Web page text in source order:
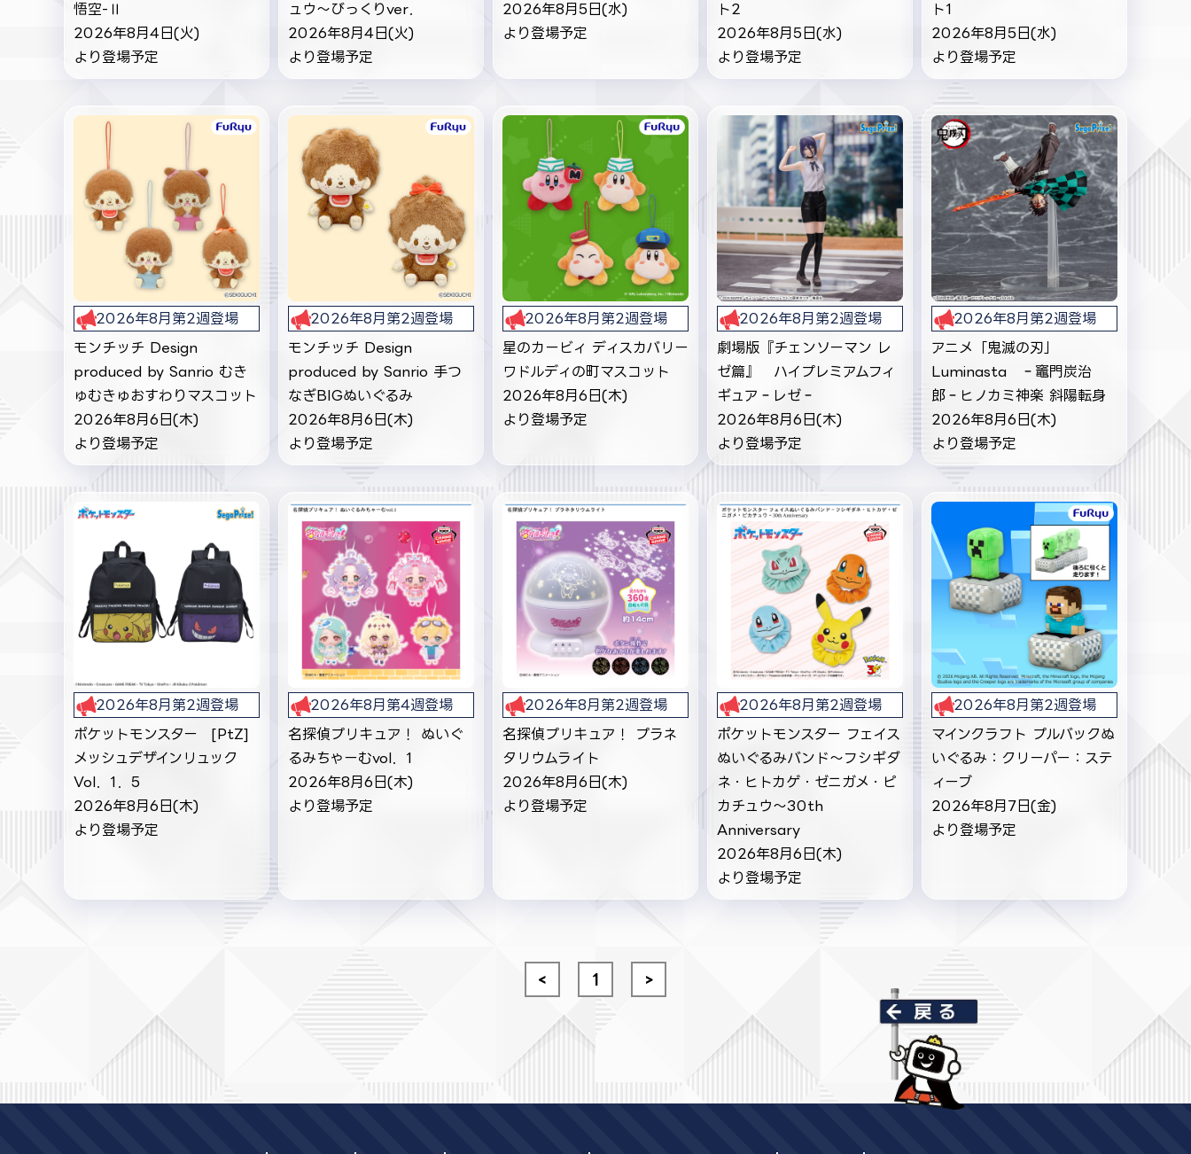
悟空-Ⅱ
2026年8月4日(火)
より登場予定
ュウ～びっくりver．
2026年8月4日(火)
より登場予定
2026年8月5日(水)
より登場予定
ト2
2026年8月5日(水)
より登場予定
ト1
2026年8月5日(水)
より登場予定
2026年8月第2週登場
モンチッチ Design
produced by Sanrio むき
ゅむきゅおすわりマスコット
2026年8月6日(木)
より登場予定
2026年8月第2週登場
モンチッチ Design
produced by Sanrio 手つ
なぎBIGぬいぐるみ
2026年8月6日(木)
より登場予定
2026年8月第2週登場
星のカービィ ディスカバリー
ワドルディの町マスコット
2026年8月6日(木)
より登場予定
2026年8月第2週登場
劇場版『チェンソーマン レ
ゼ篇』 ハイプレミアムフィ
ギュア‐レゼ‐
2026年8月6日(木)
より登場予定
2026年8月第2週登場
アニメ「鬼滅の刃」
Luminasta ‐竈門炭治
郎‐ヒノカミ神楽 斜陽転身
2026年8月6日(木)
より登場予定
2026年8月第2週登場
ポケットモンスター [PtZ]
メッシュデザインリュック
Vol．1．5
2026年8月6日(木)
より登場予定
2026年8月第4週登場
名探偵プリキュア！ ぬいぐ
るみちゃーむvol．1
2026年8月6日(木)
より登場予定
2026年8月第2週登場
名探偵プリキュア！ プラネ
タリウムライト
2026年8月6日(木)
より登場予定
2026年8月第2週登場
ポケットモンスター フェイス
ぬいぐるみバンド～フシギダ
ネ・ヒトカゲ・ゼニガメ・ピ
カチュウ～30th
Anniversary
2026年8月6日(木)
より登場予定
2026年8月第2週登場
マインクラフト プルバックぬ
いぐるみ：クリーパー：ステ
ィーブ
2026年8月7日(金)
より登場予定
< 1 >